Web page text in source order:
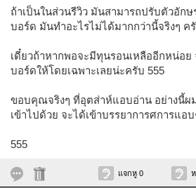
ถ้าเป็นในส่วนรีวิว มันสามารถปรับตัวอักษ
บอร์ด มันทำอะไรไม่ได้มากกว่านี้จริงๆ ค
เดี๋ยวถ้าหากพอจะมีทุนรอนเหลืออีกหน่อย
บอร์ดให้โดยเฉพาะเลยน่ะครับ 555
ขอบคุณจริงๆ ที่อุตส่าห์แอบอ่าน อย่างนี้ผ
เข้าไปด้วย จะได้เข้าบรรยาการศการแอ
555
แจกหู 0